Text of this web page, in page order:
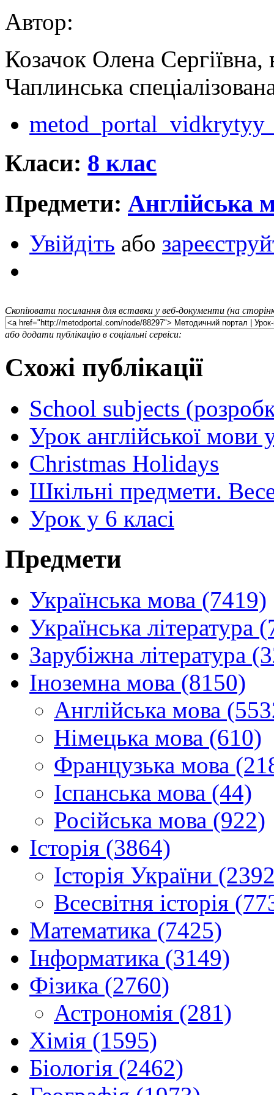
Автор:
Козачок Олена
Чаплинська
Класи: 8 клас
Предмети: Англійська
Увійдіть або
Скопіювати посилання для вставки у веб-документи (на
або додати публікацію в соціальні сервіси:
Схожі публікації
School subjects
Урок англійської
Christmas Holidays
Шкільні предмети.
Урок у 6 класі
Предмети
Українська мова (7419)
Українська література
Зарубіжна література
Іноземна мова (8150)
Англійська мова
Німецька мова (610)
Французька мова
Іспанська мова (44)
Російська мова (922)
Історія (3864)
Історія України
Всесвітня історія
Математика (7425)
Інформатика (3149)
Фізика (2760)
Астрономія (281)
Хімія (1595)
Біологія (2462)